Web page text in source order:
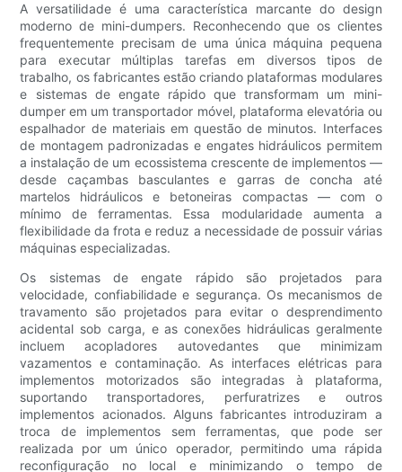
A versatilidade é uma característica marcante do design
moderno de mini-dumpers. Reconhecendo que os clientes
frequentemente precisam de uma única máquina pequena
para executar múltiplas tarefas em diversos tipos de
trabalho, os fabricantes estão criando plataformas modulares
e sistemas de engate rápido que transformam um mini-
dumper em um transportador móvel, plataforma elevatória ou
espalhador de materiais em questão de minutos. Interfaces
de montagem padronizadas e engates hidráulicos permitem
a instalação de um ecossistema crescente de implementos —
desde caçambas basculantes e garras de concha até
martelos hidráulicos e betoneiras compactas — com o
mínimo de ferramentas. Essa modularidade aumenta a
flexibilidade da frota e reduz a necessidade de possuir várias
máquinas especializadas.
Os sistemas de engate rápido são projetados para
velocidade, confiabilidade e segurança. Os mecanismos de
travamento são projetados para evitar o desprendimento
acidental sob carga, e as conexões hidráulicas geralmente
incluem acopladores autovedantes que minimizam
vazamentos e contaminação. As interfaces elétricas para
implementos motorizados são integradas à plataforma,
suportando transportadores, perfuratrizes e outros
implementos acionados. Alguns fabricantes introduziram a
troca de implementos sem ferramentas, que pode ser
realizada por um único operador, permitindo uma rápida
reconfiguração no local e minimizando o tempo de